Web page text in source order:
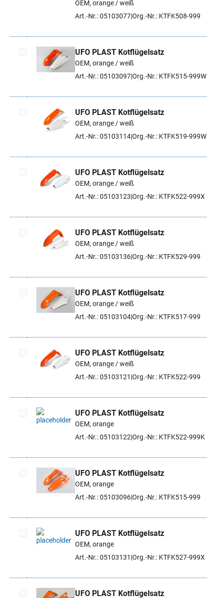
Artikel auswählen
OEM, orange / weiß
Art.-Nr.: 05103077Org.-Nr.: KTFK508-999
Artikel auswählen
UFO PLAST Kotflügelsatz
OEM, orange / weiß
Art.-Nr.: 05103097Org.-Nr.: KTFK515-999W
Artikel auswählen
UFO PLAST Kotflügelsatz
OEM, orange / weiß
Art.-Nr.: 05103114Org.-Nr.: KTFK519-999W
Artikel auswählen
UFO PLAST Kotflügelsatz
OEM, orange / weiß
Art.-Nr.: 05103123 Org.-Nr.: KTFK522-999X
Artikel auswählen
UFO PLAST Kotflügelsatz
OEM, orange / weiß
Art.-Nr.: 05103136Org.-Nr.: KTFK529-999
Artikel auswählen
UFO PLAST Kotflügelsatz
OEM, orange / weiß
Art.-Nr.: 05103104Org.-Nr.: KTFK517-999
Artikel auswählen
UFO PLAST Kotflügelsatz
OEM, orange / weiß
Art.-Nr.: 05103121 Org.-Nr.: KTFK522-999
Artikel auswählen
UFO PLAST Kotflügelsatz
OEM, orange
Art.-Nr.: 05103122 Org.-Nr.: KTFK522-999K
Artikel auswählen
UFO PLAST Kotflügelsatz
OEM, orange
Art.-Nr.: 05103096Org.-Nr.: KTFK515-999
Artikel auswählen
UFO PLAST Kotflügelsatz
OEM, orange
Art.-Nr.: 05103131 Org.-Nr.: KTFK527-999X
UFO PLAST Kotflügelsatz